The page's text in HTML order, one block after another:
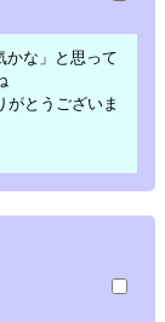
かな」と思って
がとうございま